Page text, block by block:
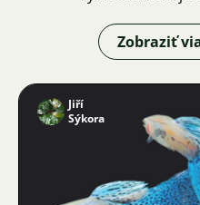
Zobraziť
Jiří
Sýkora